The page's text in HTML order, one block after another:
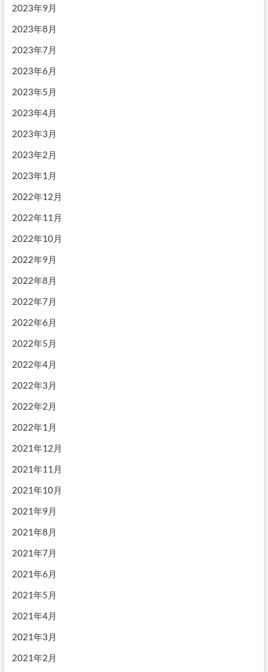
2023年9月
2023年8月
2023年7月
2023年6月
2023年5月
2023年4月
2023年3月
2023年2月
2023年1月
2022年12月
2022年11月
2022年10月
2022年9月
2022年8月
2022年7月
2022年6月
2022年5月
2022年4月
2022年3月
2022年2月
2022年1月
2021年12月
2021年11月
2021年10月
2021年9月
2021年8月
2021年7月
2021年6月
2021年5月
2021年4月
2021年3月
2021年2月